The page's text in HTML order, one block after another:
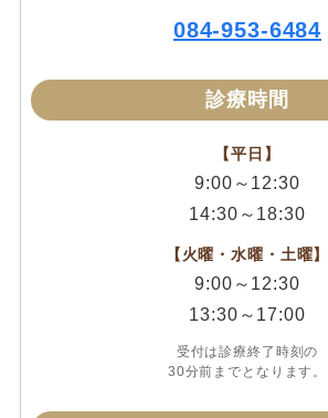
084-953-6484
診療時間
【平日】
9:00～12:30
14:30～18:30
【火曜・水曜・土曜】
9:00～12:30
13:30～17:00
受付は診療終了時刻の
30分前までとなります。